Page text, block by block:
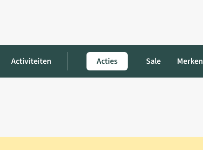
cart
Activiteiten Acties Sale Merken